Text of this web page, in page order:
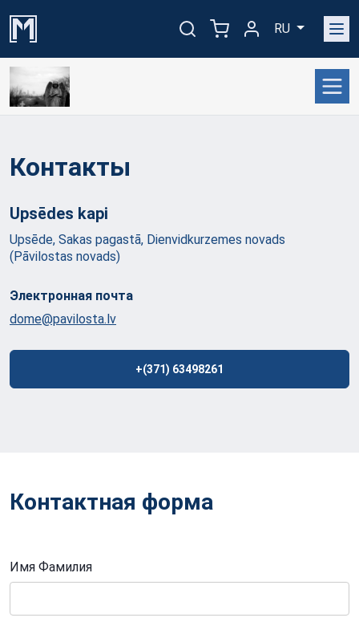
RU
Контакты
Upsēdes kapi
Upsēde, Sakas pagastā, Dienvidkurzemes novads
(Pāvilostas novads)
Электронная почта
dome@pavilosta.lv
+(371) 63498261
Контактная форма
Имя Фамилия